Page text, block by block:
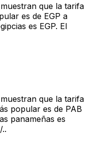
que la tarifa
es de EGP a
es EGP. El
que la tarifa
popular es de PAB
panameñas es